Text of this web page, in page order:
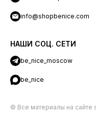
info@shopbenice.com
НАШИ СОЦ. СЕТИ
be_nice_moscow
be_nice
© Все материалы на